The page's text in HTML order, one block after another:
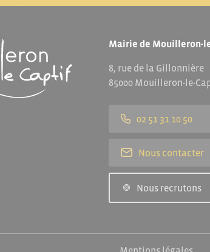
Mairie de Mouilleron-
8, rue de la Gillonnière
85000 Mouilleron-le-
02 51 31 10 50
Nous contacter
Nous recrutons